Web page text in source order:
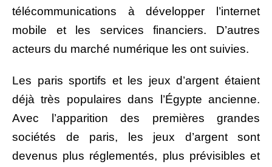
télécommunications à développer l’internet
mobile et les services financiers. D’autres
acteurs du marché numérique les ont suivies.
Les paris sportifs et les jeux d’argent étaient
déjà très populaires dans l’Égypte ancienne.
Avec l’apparition des premières grandes
sociétés de paris, les jeux d’argent sont
devenus plus réglementés, plus prévisibles et